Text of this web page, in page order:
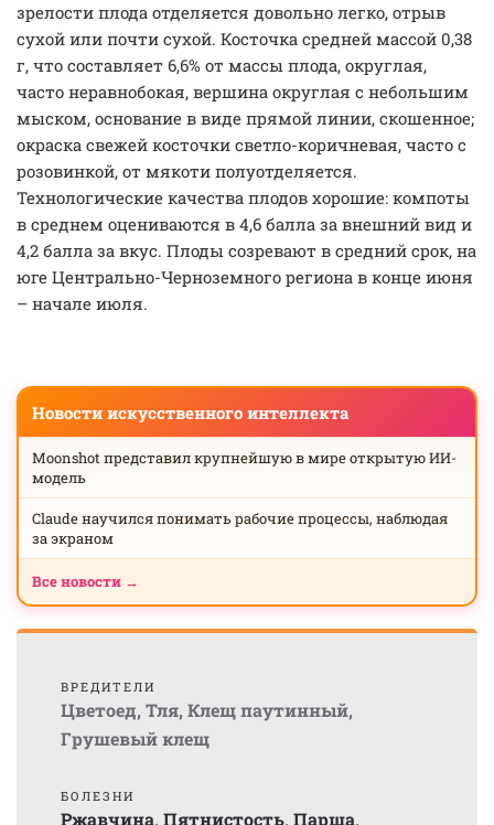
зрелости плода отделяется довольно легко, отрыв
сухой или почти сухой. Косточка средней массой 0,38
г, что составляет 6,6% от массы плода, округлая,
часто неравнобокая, вершина округлая с небольшим
мыском, основание в виде прямой линии, скошенное;
окраска свежей косточки светло-коричневая, часто с
розовинкой, от мякоти полуотделяется.
Технологические качества плодов хорошие: компоты
в среднем оцениваются в 4,6 балла за внешний вид и
4,2 балла за вкус. Плоды созревают в средний срок, на
юге Центрально-Черноземного региона в конце июня
– начале июля.
Новости искусственного интеллекта
Moonshot представил крупнейшую в мире открытую ИИ-
модель
Claude научился понимать рабочие процессы, наблюдая
за экраном
Все новости →
ВРЕДИТЕЛИ
Цветоед, Тля, Клещ паутинный,
Грушевый клещ
БОЛЕЗНИ
Ржавчина, Пятнистость, Парша,